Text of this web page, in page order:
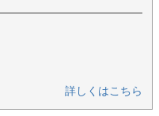
詳しくはこちら